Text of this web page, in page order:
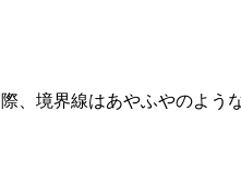
、境界線はあやふやのよう